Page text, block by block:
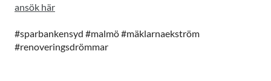
ansök här
#sparbankensyd #malmö #mäklarnaekström
#renoveringsdrömmar